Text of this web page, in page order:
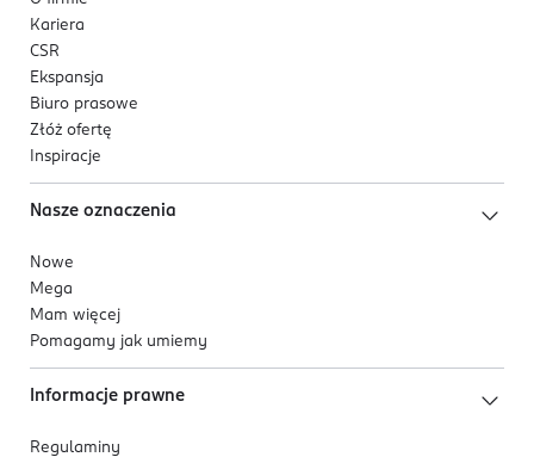
Kariera
CSR
Ekspansja
Biuro prasowe
Złóż ofertę
Inspiracje
Nasze oznaczenia
Nowe
Mega
Mam więcej
Pomagamy jak umiemy
Informacje prawne
Regulaminy